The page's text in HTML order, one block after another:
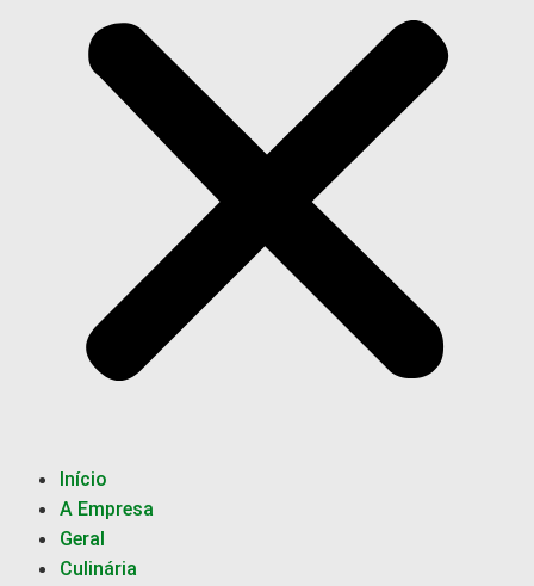
Início
A Empresa
Geral
Culinária